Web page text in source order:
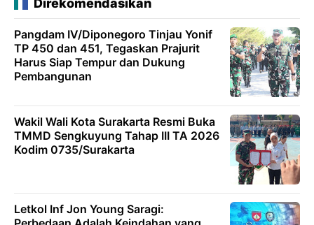
Pangdam IV/Diponegoro Tinjau Yonif
TP 450 dan 451, Tegaskan Prajurit
Harus Siap Tempur dan Dukung
Pembangunan
Wakil Wali Kota Surakarta Resmi Buka
TMMD Sengkuyung Tahap III TA 2026
Kodim 0735/Surakarta
Letkol Inf Jon Young Saragi: